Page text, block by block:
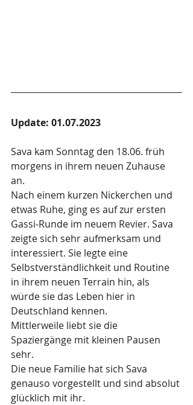
Update: 01.07.2023
Sava kam Sonntag den 18.06. früh
morgens in ihrem neuen Zuhause
an.
Nach einem kurzen Nickerchen und
etwas Ruhe, ging es auf zur ersten
Gassi-Runde im neuem Revier. Sava
zeigte sich sehr aufmerksam und
interessiert. Sie legte eine
Selbstverständlichkeit und Routine
in ihrem neuen Terrain hin, als
würde sie das Leben hier in
Deutschland kennen.
Mittlerweile liebt sie die
Spaziergänge mit kleinen Pausen
sehr.
Die neue Familie hat sich Sava
genauso vorgestellt und sind absolut
glücklich mit ihr.